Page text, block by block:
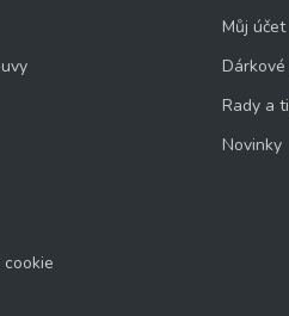
Můj účet
Rady a
Novinky